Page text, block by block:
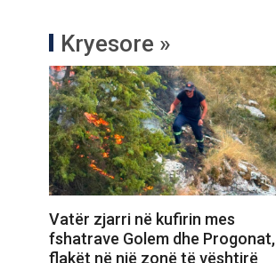
Kryesore »
Vatër zjarri në kufirin mes
fshatrave Golem dhe Progonat,
flakët në një zonë të vështirë